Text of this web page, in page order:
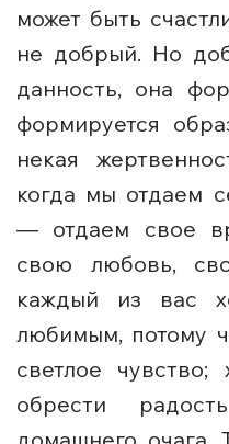
может быть
не добрый. Но
данность, она
формируется
некая
когда мы отдаем
― отдаем свое
свою любовь,
каждый из вас
любимым, потому
светлое чувство;
обрести